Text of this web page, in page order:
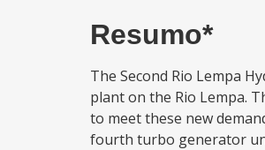
Resumo*
The Second Rio Lempa
plant on the Rio Lempa.
to meet these new
fourth turbo generator